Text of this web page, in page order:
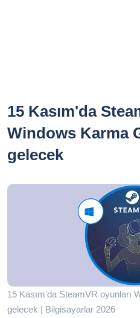
15 Kasım'da
Windows Karma
gelecek
15 Kasım'da SteamVR oyunları
gelecek | Bilgisayarlar 2026